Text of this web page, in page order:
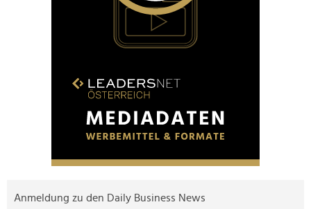
Anmeldung zu den Daily Business News